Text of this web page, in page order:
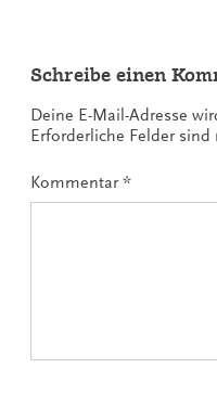
Schreibe einen
Deine E-Mail-Adresse
Erforderliche Felder sind
Kommentar*